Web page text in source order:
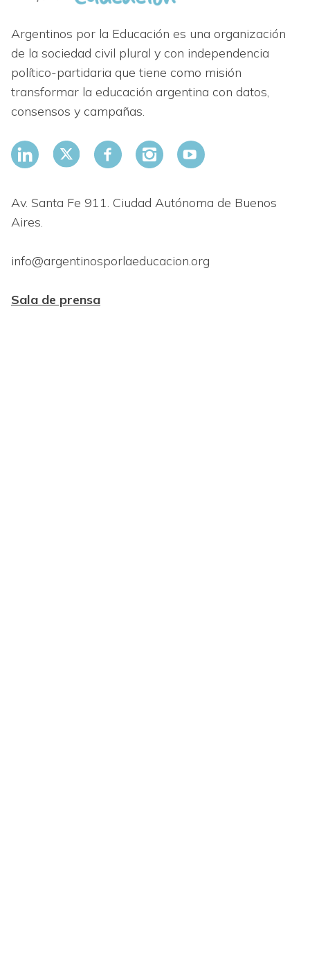
Argentinos por la Educación es una organización
de la sociedad civil plural y con independencia
político-partidaria que tiene como misión
transformar la educación argentina con datos,
consensos y campañas.
Av. Santa Fe 911. Ciudad Autónoma de Buenos
Aires.
info@argentinosporlaeducacion.org
Sala de prensa